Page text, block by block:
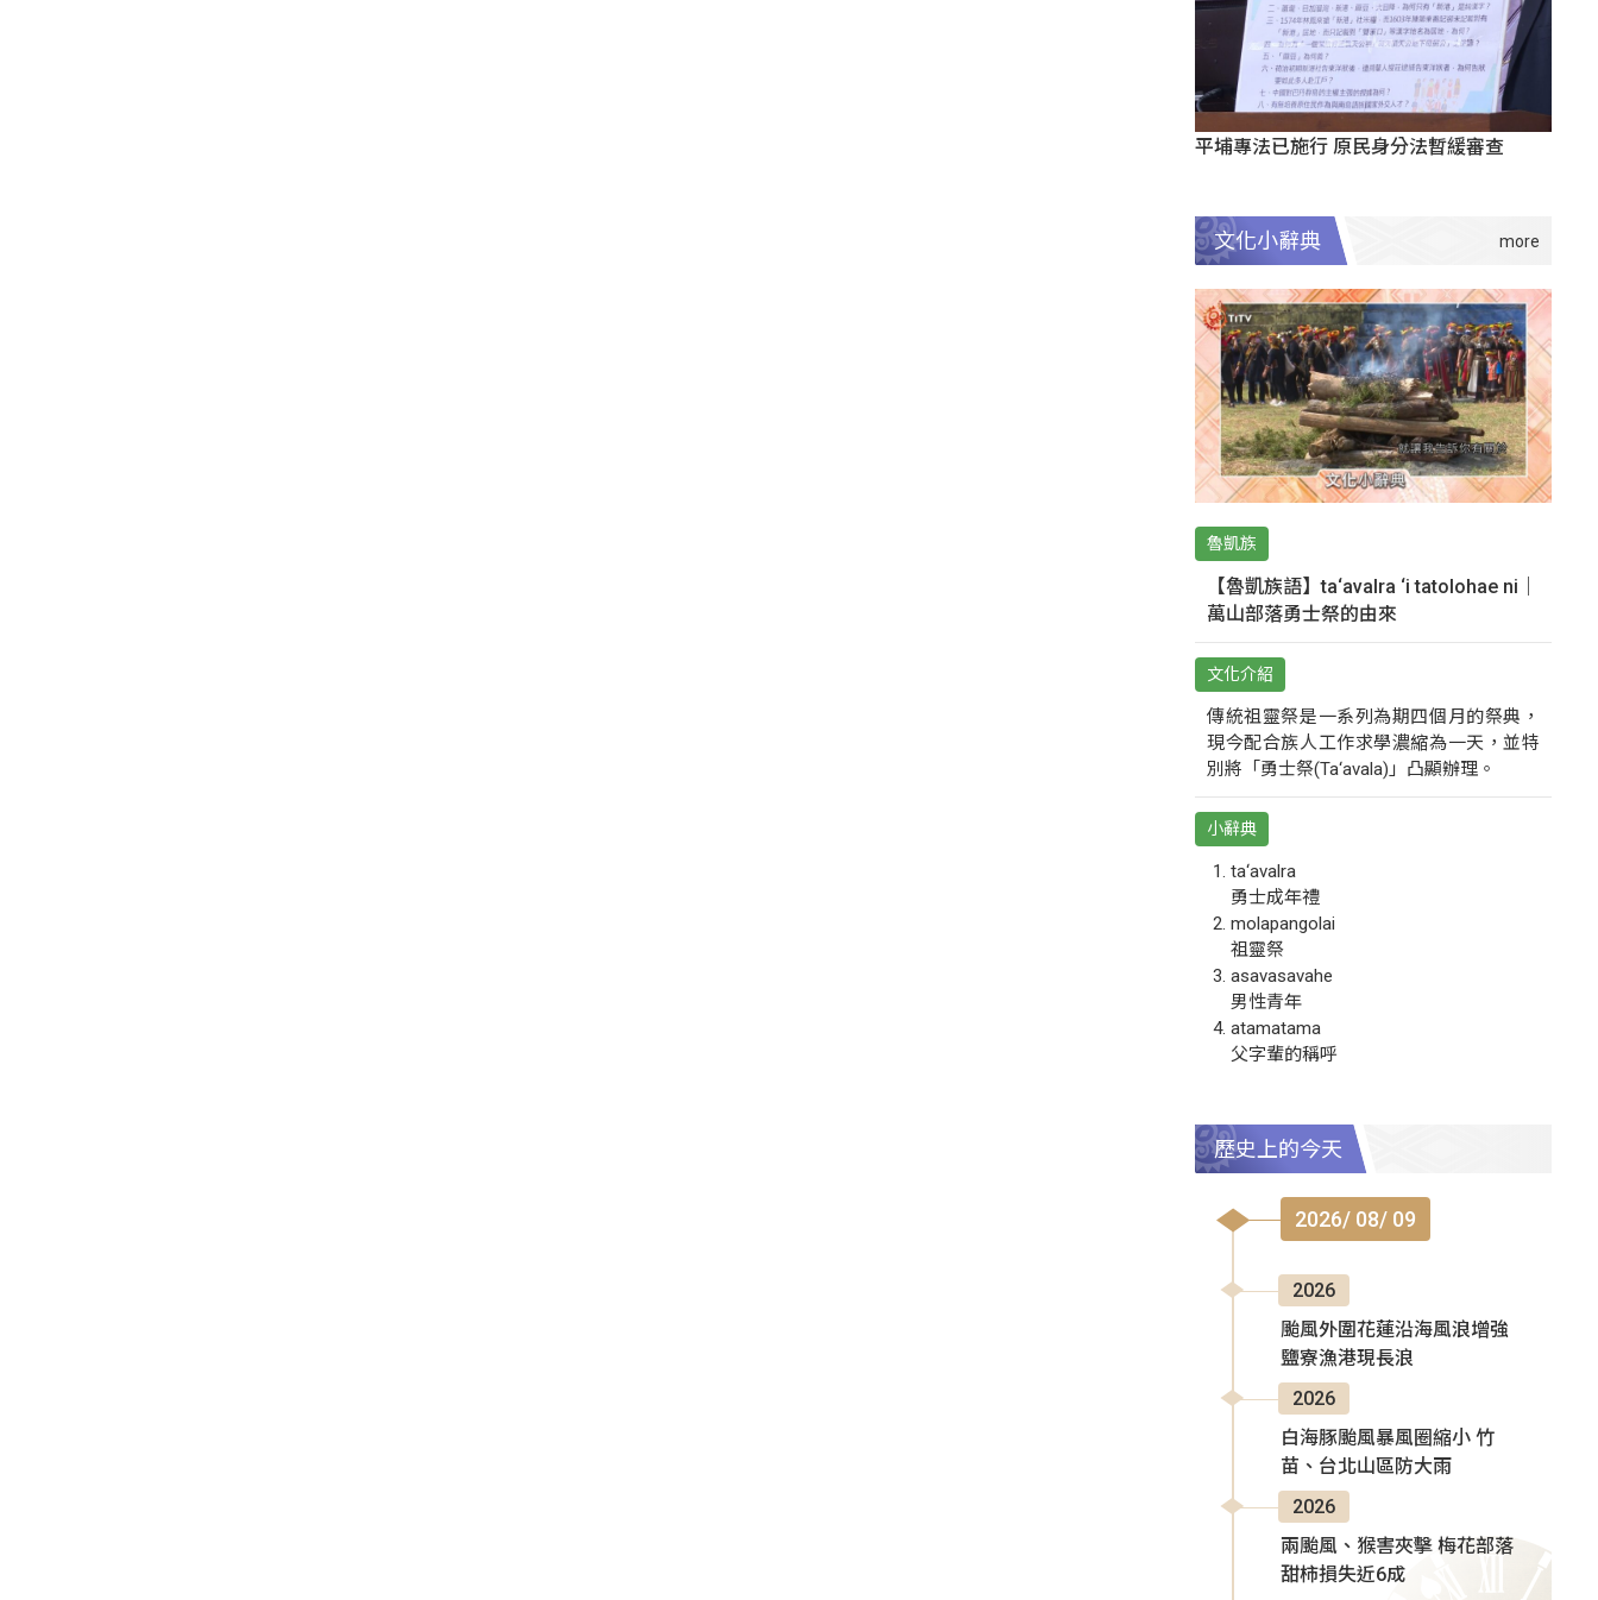
平埔專法已施行 原民身分法暫緩審查
文化小辭典
魯凱族
【魯凱族語】ta‘avalra ‘i tatolohae ni｜
萬山部落勇士祭的由來
文化介紹
傳統祖靈祭是一系列為期四個月的祭典，
現今配合族人工作求學濃縮為一天，並特
別將「勇士祭(Ta‘avala)」凸顯辦理。
小辭典
ta‘avalra
勇士成年禮
molapangolai
祖靈祭
asavasavahe
男性青年
atamatama
父字輩的稱呼
歷史上的今天
2026/ 08/ 09
2026
颱風外圍花蓮沿海風浪增強
鹽寮漁港現長浪
2026
白海豚颱風暴風圈縮小 竹
苗、台北山區防大雨
2026
兩颱風、猴害夾擊 梅花部落
甜柿損失近6成